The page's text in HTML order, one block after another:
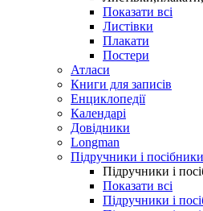
Показати всі
Листівки
Плакати
Постери
Атласи
Книги для записів
Енциклопедії
Календарі
Довідники
Longman
Підручники і посібники
Підручники і
Показати всі
Підручники і